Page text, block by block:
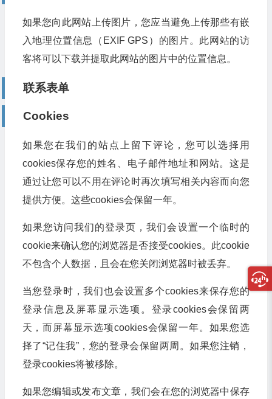
如果您向此网站上传图片，您应当避免上传那些有嵌
入地理位置信息（EXIF GPS）的图片。此网站的访
客将可以下载并提取此网站的图片中的位置信息。
联系表单
Cookies
如果您在我们的站点上留下评论，您可以选择用
cookies保存您的姓名、电子邮件地址和网站。这是
通过让您可以不用在评论时再次填写相关内容而向您
提供方便。这些cookies会保留一年。
如果您访问我们的登录页，我们会设置一个临时的
cookie来确认您的浏览器是否接受cookies。此cookie
不包含个人数据，且会在您关闭浏览器时被丢弃。
当您登录时，我们也会设置多个cookies来保存您的
登录信息及屏幕显示选项。登录cookies会保留两
天，而屏幕显示选项cookies会保留一年。如果您选
择了“记住我”，您的登录会保留两周。如果您注销，
登录cookies将被移除。
如果您编辑或发布文章，我们会在您的浏览器中保存